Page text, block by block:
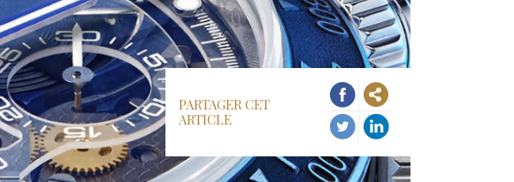
PARTAGER CET
ARTICLE